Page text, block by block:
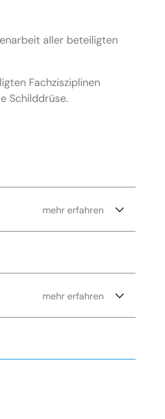
aller beteiligten
Fachzisziplinen
Schilddrüse.